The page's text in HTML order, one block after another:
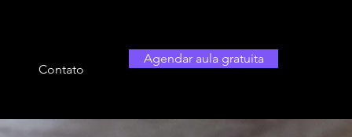
Contato
Agendar aula gratuita